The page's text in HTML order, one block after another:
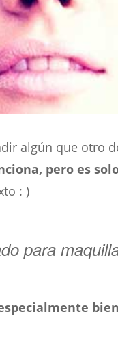
algún que otro
pero es
: )
para